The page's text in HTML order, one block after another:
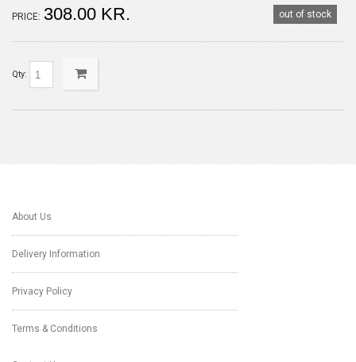
out of stock
PRICE: 308.00 KR.
Qty:
About Us
Delivery Information
Privacy Policy
Terms & Conditions